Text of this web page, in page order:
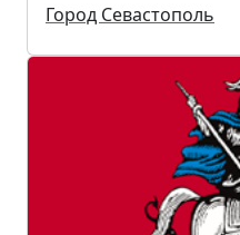
Город Севастополь